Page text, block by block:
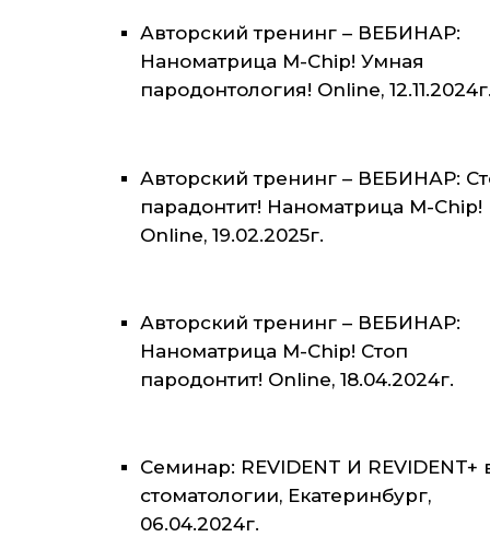
Авторский тренинг – ВЕБИНАР:
Наноматрица M-Chip! Умная
пародонтология! Online,
Авторский тренинг – ВЕБИНАР:
парадонтит! Наноматрица M-Chip!
Online, 19.02.2025г.
Авторский тренинг – ВЕБИНАР:
Наноматрица M-Chip! Стоп
пародонтит! Online, 18.04.2024г.
Семинар: REVIDENT И REVIDENT+
стоматологии, Екатеринбург,
06.04.2024г.